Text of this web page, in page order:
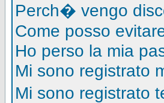
Perch� vengo
Come posso
Ho perso la mia
Mi sono registrato
Mi sono registrato